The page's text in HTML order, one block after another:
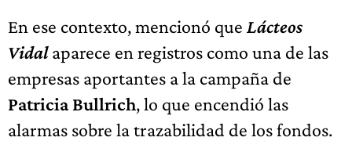
En ese contexto, mencionó que Lácteos
Vidalaparece en registros como una de las
empresas aportantes a la campaña de
Patricia Bullrich, lo que encendió las
alarmas sobre la trazabilidad de los fondos.